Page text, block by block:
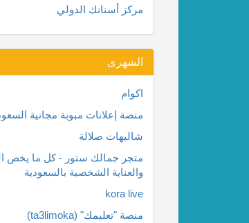
مركز أسنانك الدولي
الشهرى
اكوام
منصة إعلانات مبوبة مجانية
شاليهات صلالة
متجر جمالك ستور - كل ما يخص
والعناية الشخصية بالسعودية
kora live
منصة "تعليمك" (ta3limoka)